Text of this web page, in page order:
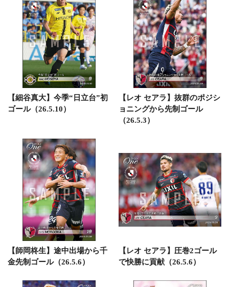
【細谷真大】今季“日立台”初
ゴール（26.5.10）
【レオ セアラ】抜群のポジシ
ョニングから先制ゴール
（26.5.3）
【師岡柊生】途中出場から千
金先制ゴール（26.5.6）
【レオ セアラ】圧巻2ゴール
で快勝に貢献（26.5.6）